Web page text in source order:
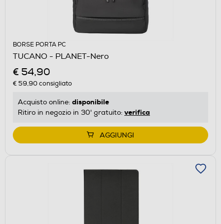
BORSE PORTA PC
TUCANO - PLANET-Nero
€ 54,90
€ 59,90consigliato
Acquisto online: disponibile
Ritiro in negozio in 30' gratuito: verifica
AGGIUNGI